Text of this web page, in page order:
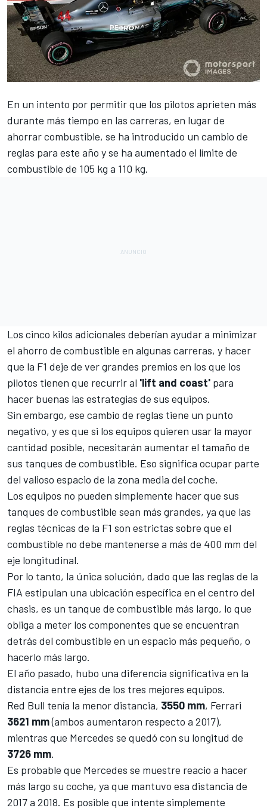
En un intento por permitir que los pilotos aprieten más
durante más tiempo en las carreras, en lugar de
ahorrar combustible, se ha introducido un cambio de
reglas para este año y se ha aumentado el límite de
combustible de 105 kg a 110 kg.
Los cinco kilos adicionales deberían ayudar a minimizar
el ahorro de combustible en algunas carreras, y hacer
que la F1 deje de ver grandes premios en los que los
pilotos tienen que recurrir al 'lift and coast' para
hacer buenas las estrategias de sus equipos.
Sin embargo, ese cambio de reglas tiene un punto
negativo, y es que si los equipos quieren usar la mayor
cantidad posible, necesitarán aumentar el tamaño de
sus tanques de combustible. Eso significa ocupar parte
del valioso espacio de la zona media del coche.
Los equipos no pueden simplemente hacer que sus
tanques de combustible sean más grandes, ya que las
reglas técnicas de la F1 son estrictas sobre que el
combustible no debe mantenerse a más de 400 mm del
eje longitudinal.
Por lo tanto, la única solución, dado que las reglas de la
FIA estipulan una ubicación específica en el centro del
chasis, es un tanque de combustible más largo, lo que
obliga a meter los componentes que se encuentran
detrás del combustible en un espacio más pequeño, o
hacerlo más largo.
El año pasado, hubo una diferencia significativa en la
distancia entre ejes de los tres mejores equipos.
Red Bull tenía la menor distancia, 3550 mm, Ferrari
3621 mm(ambos aumentaron respecto a 2017),
mientras que Mercedes se quedó con su longitud de
3726 mm.
Es probable que Mercedes se muestre reacio a hacer
más largo su coche, ya que mantuvo esa distancia de
2017 a 2018. Es posible que intente simplemente